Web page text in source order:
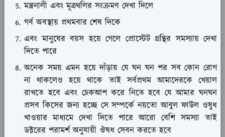
মন্ত্রনালী এবং মূত্রথলির সংক্রমণ দেখা দিলে
গর্ব অবস্থায় প্রথমবার শেষ দিকে
এবং মানুষের বয়স হয়ে গেলে প্রোস্টেট গ্রন্থির সমস্যায় দেখা
দিতে পারে
অনেক সময় এমন হয়ে দাঁড়ায় যে ঘন ঘন পর সব কোন রোগ
না থাকলেও হয়ে থাকে তাই সর্বপ্রথম আমাদেরকে খেয়াল
রাখতে হবে এবং চেকআপ করে নিতে হবে যে আমার ঘনঘন
প্রসব কিসের জন্য হচ্ছে সে সম্পর্কে নয়তো আবুল ফাউল ওষুধ
খাওয়ার মাধ্যমে দেখা দিতে পারে আরো বেশি সমস্যা তাই
ডক্টরের পরামর্শ অনুযায়ী ঔষধ সেবন করতে হবে